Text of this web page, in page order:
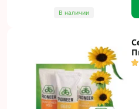
В наличии